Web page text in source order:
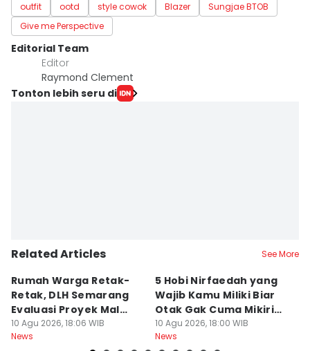
outfit ootd style cowok Blazer
Sungjae BTOB
Give me Perspective
Editorial Team
Editor
Raymond Clement
Tonton lebih seru di
Related Articles See More
Rumah Warga Retak-
Retak, DLH Semarang
Evaluasi Proyek Mal
Pakuwon
10 Agu 2026, 18:06 WIB
News
5 Hobi Nirfaedah yang
Wajib Kamu Miliki Biar
Otak Gak Cuma Mikirin
Cara Dapet Duit Terus
10 Agu 2026, 18:00 WIB
News